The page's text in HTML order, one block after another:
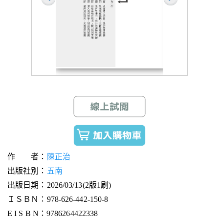
作 者： 陳正治
出版社別： 五南
出版日期：2026/03/13(2版1刷)
ＩＳＢＮ：978-626-442-150-8
E I S B N：9786264422338